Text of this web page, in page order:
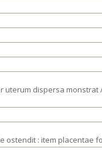
dispersa
ostendit : item placentae